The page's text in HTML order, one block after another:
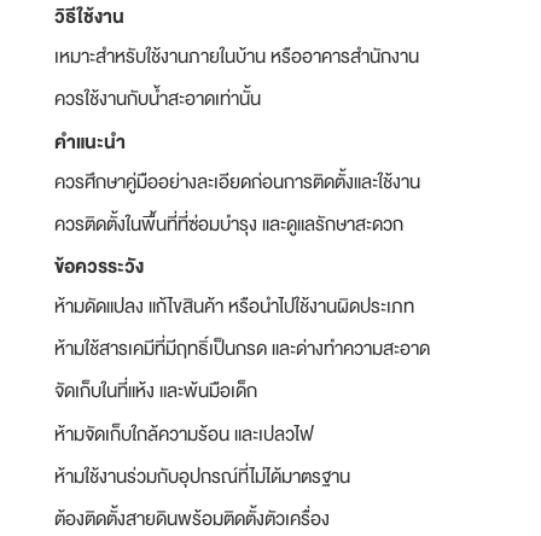
วิธีใช้งาน
เหมาะสำหรับใช้งานภายในบ้าน หรืออาคารสำนักงาน
ควรใช้งานกับน้ำสะอาดเท่านั้น
คำแนะนำ
ควรศึกษาคู่มืออย่างละเอียดก่อนการติดตั้งและใช้งาน
ควรติดตั้งในพื้นที่ที่ซ่อมบำรุง และดูแลรักษาสะดวก
ข้อควรระวัง
ห้ามดัดแปลง แก้ไขสินค้า หรือนำไปใช้งานผิดประเภท
ห้ามใช้สารเคมีที่มีฤทธิ์เป็นกรด และด่างทำความสะอาด
จัดเก็บในที่แห้ง และพ้นมือเด็ก
ห้ามจัดเก็บใกล้ความร้อน และเปลวไฟ
ห้ามใช้งานร่วมกับอุปกรณ์ที่ไม่ได้มาตรฐาน
ต้องติดตั้งสายดินพร้อมติดตั้งตัวเครื่อง